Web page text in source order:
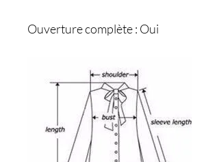
Ouverture complète : Oui